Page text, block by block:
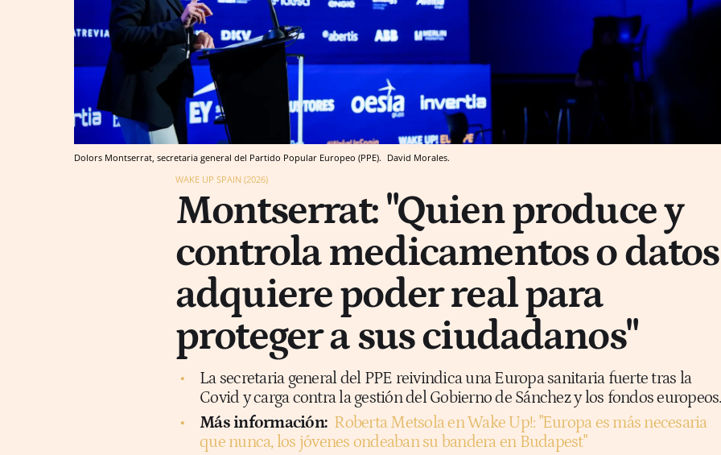
Dolors Montserrat, secretaria general del Partido Popular Europeo (PPE). David Morales.
WAKE UP SPAIN (2026)
Montserrat: "Quien produce y
controla medicamentos o datos
adquiere poder real para
proteger a sus ciudadanos"
La secretaria general del PPE reivindica una Europa sanitaria fuerte tras la
Covid y carga contra la gestión del Gobierno de Sánchez y los fondos europeos.
Más información: Roberta Metsola en Wake Up!: "Europa es más necesaria
que nunca, los jóvenes ondeaban su bandera en Budapest"